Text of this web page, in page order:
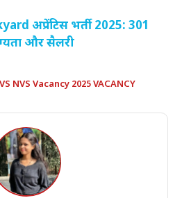
अप्रेंटिस भर्ती 2025: 301
और सैलरी
NVS Vacancy 2025 VACANCY